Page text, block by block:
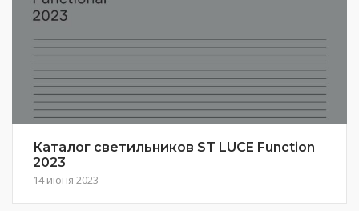
Каталог светильников ST LUCE Function
2023
14 июня 2023